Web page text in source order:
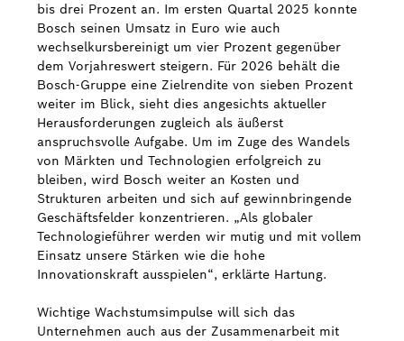
bis drei Prozent an. Im ersten Quartal 2025 konnte
Bosch seinen Umsatz in Euro wie auch
wechselkursbereinigt um vier Prozent gegenüber
dem Vorjahreswert steigern. Für 2026 behält die
Bosch-Gruppe eine Zielrendite von sieben Prozent
weiter im Blick, sieht dies angesichts aktueller
Herausforderungen zugleich als äußerst
anspruchsvolle Aufgabe. Um im Zuge des Wandels
von Märkten und Technologien erfolgreich zu
bleiben, wird Bosch weiter an Kosten und
Strukturen arbeiten und sich auf gewinnbringende
Geschäftsfelder konzentrieren. „Als globaler
Technologieführer werden wir mutig und mit vollem
Einsatz unsere Stärken wie die hohe
Innovationskraft ausspielen“, erklärte Hartung.
Wichtige Wachstumsimpulse will sich das
Unternehmen auch aus der Zusammenarbeit mit